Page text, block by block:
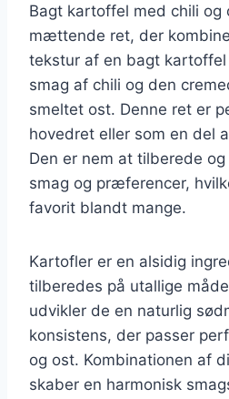
Bagt kartoffel med chili
mættende ret, der
tekstur af en bagt
smag af chili og den
smeltet ost. Denne ret er
hovedret eller som en del
Den er nem at tilberede
smag og præferencer,
favorit blandt mange.
Kartofler er en alsidig
tilberedes på utallige
udvikler de en naturlig
konsistens, der passer
og ost. Kombinationen af
skaber en harmonisk